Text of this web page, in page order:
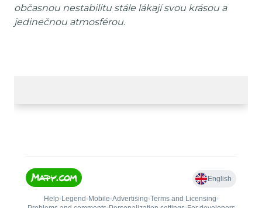
občasnou nestabilitu stále lákají svou krásou a
jedinečnou atmosférou.